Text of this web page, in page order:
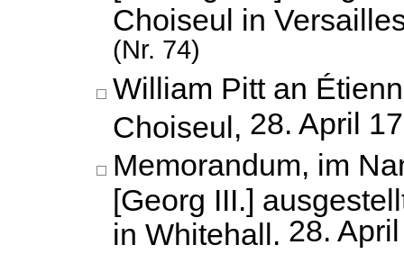
Choiseul in
(Nr. 74)
William Pitt an
Choiseul, 28. April
Memorandum, im
[Georg III.]
in Whitehall. 28.